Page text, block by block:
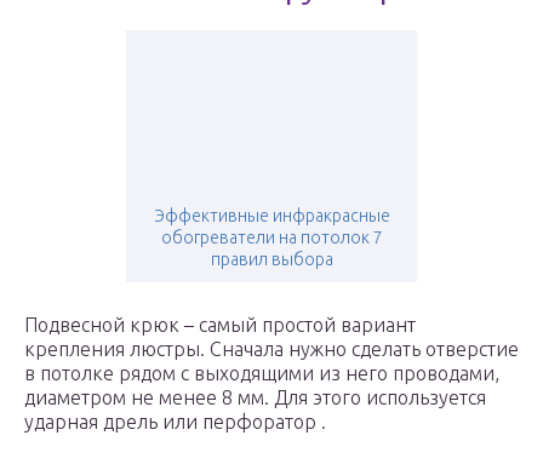
Эффективные инфракрасные
обогреватели на потолок 7
правил выбора
Подвесной крюк – самый простой вариант
крепления люстры. Сначала нужно сделать отверстие
в потолке рядом с выходящими из него проводами,
диаметром не менее 8 мм. Для этого используется
ударная дрель или перфоратор .